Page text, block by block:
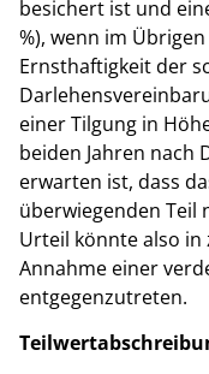
besichert ist und
%), wenn im
Ernsthaftigkeit der
einer Tilgung in
beiden Jahren nach
erwarten ist, dass
überwiegenden Teil
Urteil könnte also in
Annahme einer
entgegenzutreten.